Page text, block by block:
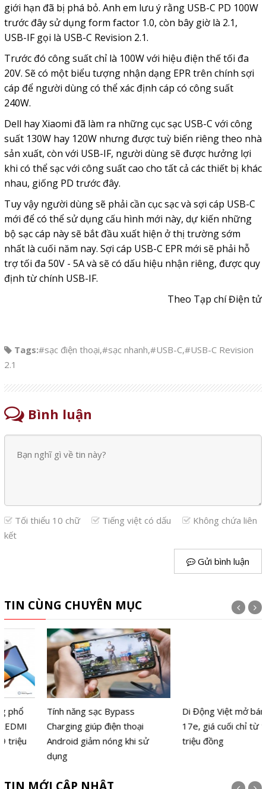
giới hạn đã bị phá bỏ. Anh em lưu ý rằng USB-C PD 100W
trước đây sử dụng form factor 1.0, còn bây giờ là 2.1,
USB-IF gọi là USB-C Revision 2.1.
Trước đó công suất chỉ là 100W với hiệu điện thế tối đa
20V. Sẽ có một biểu tượng nhận dạng EPR trên chính sợi
cáp để người dùng có thể xác định cáp có công suất
240W.
Dell hay Xiaomi đã làm ra những cục sạc USB-C với công
suất 130W hay 120W nhưng được tuỳ biến riêng theo nhà
sản xuất, còn với USB-IF, người dùng sẽ được hưởng lợi
khi có thể sạc với công suất cao cho tất cả các thiết bị khác
nhau, giống PD trước đây.
Tuy vậy người dùng sẽ phải cần cục sạc và sợi cáp USB-C
mới để có thể sử dụng cấu hình mới này, dự kiến những
bộ sạc cáp này sẽ bắt đầu xuất hiện ở thị trường sớm
nhất là cuối năm nay. Sợi cáp USB-C EPR mới sẽ phải hỗ
trợ tối đa 50V - 5A và sẽ có dấu hiệu nhận riêng, được quy
định từ chính USB-IF.
Theo Tạp chí Điện tử
Tags:#sạc điện thoại,#sạc nhanh,#USB-C,#USB-C Revision
2.1
Bình luận
Tối thiểu 10 chữ Tiếng việt có dấu
Không chứa liên
kết
Gửi bình luận
TIN CÙNG CHUYÊN MỤC
Tính năng sạc Bypass
Charging giúp điện thoại
Android giảm nóng khi sử
Di Động Việt mở bán iPhone
17e, giá cuối chỉ từ 14,39
triệu đồng